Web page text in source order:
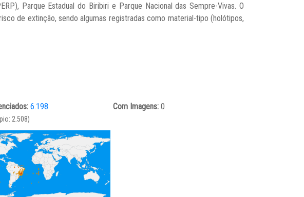
Parque Estadual do Biribiri e Parque Nacional das Sempre-Vivas. O
de extinção, sendo algumas registradas como material-tipo (holótipos,
6.198
2.508)
Com Imagens: 0